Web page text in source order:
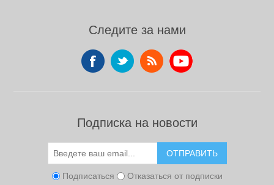
Следите за нами
Подписка на новости
ОТПРАВИТЬ
Подписаться Отказаться от подписки